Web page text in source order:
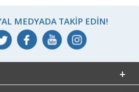
MEDYADA TAKIP EDIN!